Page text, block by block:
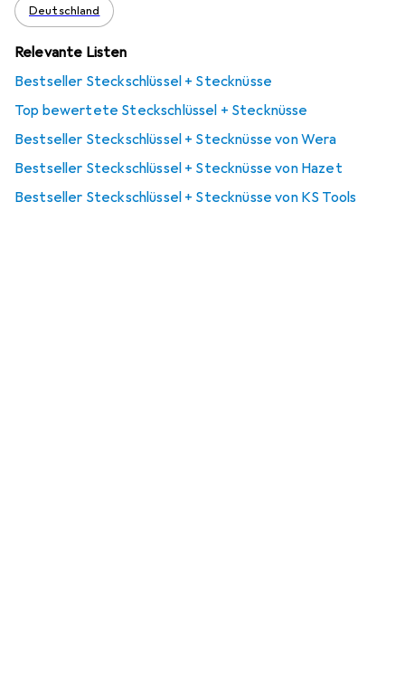
Deutschland
Relevante Listen
Bestseller Steckschlüssel + Stecknüsse
Top bewertete Steckschlüssel + Stecknüsse
Bestseller Steckschlüssel + Stecknüsse von Wera
Bestseller Steckschlüssel + Stecknüsse von Hazet
Bestseller Steckschlüssel + Stecknüsse von KS Tools